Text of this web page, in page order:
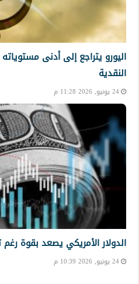
اليورو يتراجع إلى أدنى
النقدية
24 يونيو, 2026 11:28 م
الدولار الأمريكي يصعد بقوة رغم
24 يونيو, 2026 10:39 م